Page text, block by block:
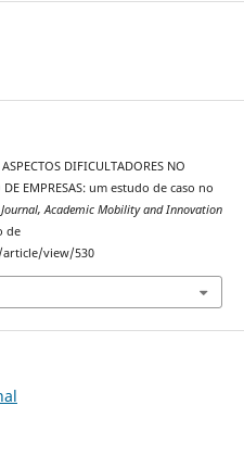
DIFICULTADORES NO
DE EMPRESAS: um estudo de caso no
Academic Mobility and Innovation
de
view/530